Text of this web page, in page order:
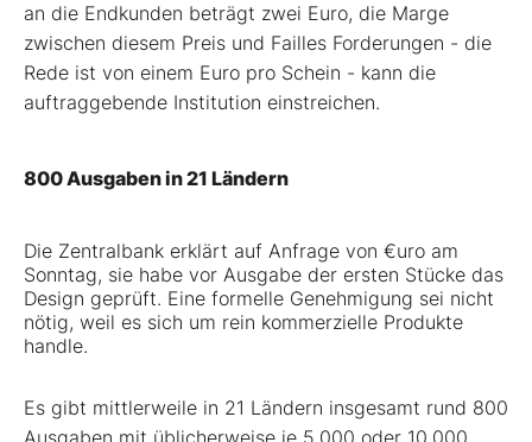
an die Endkunden beträgt zwei Euro, die Marge
zwischen diesem Preis und Failles Forderungen - die
Rede ist von einem Euro pro Schein - kann die
auftraggebende Institution einstreichen.
800 Ausgaben in 21 Ländern
Die Zentralbank erklärt auf Anfrage von €uro am
Sonntag, sie habe vor Ausgabe der ersten Stücke das
Design geprüft. Eine formelle Genehmigung sei nicht
nötig, weil es sich um rein kommerzielle Produkte
handle.
Es gibt mittlerweile in 21 Ländern insgesamt rund 800